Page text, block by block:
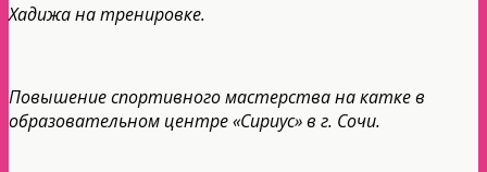
Хадижа на тренировке.
Повышение спортивного мастерства на катке в
образовательном центре «Сириус» в г. Сочи.